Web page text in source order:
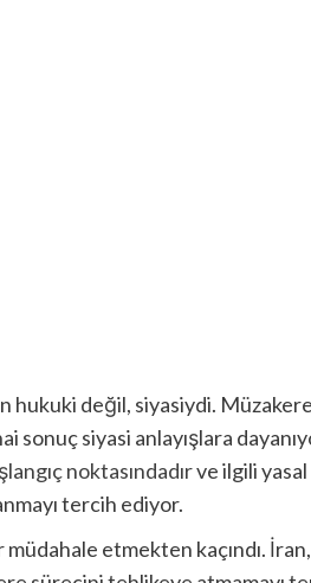
hukuki değil, siyasiydi.
sonuç siyasi anlayışlara
​​noktasındadırve ilgili
tercih ediyor.
etmekten kaçındı.